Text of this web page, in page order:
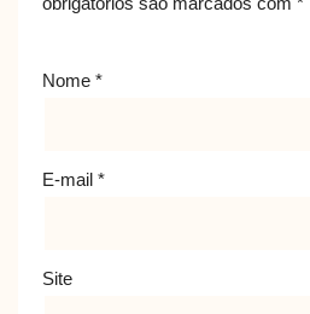
Nome *
E-mail *
Site